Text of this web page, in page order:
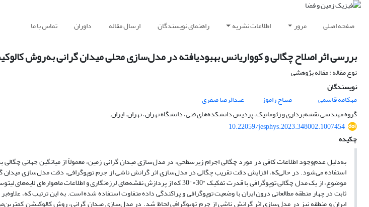
صفحه اصلی مرور اطلاعات نشریه راهنمای نویسندگان ارسال مقاله داوران تماس با ما
بررسی اثر اصلاح چگالی و کوواریانس بهبودیافته در مدل‌سازی محلی میدان گرانی به‌روش
نوع مقاله : مقاله پژوهشی
نویسندگان
مهکامه قاسمی
صباح راموز
عبدالرضا صفری
گروه مهندسی نقشه‌برداری و ژئوماتیک، پردیس دانشکده‌های فنی، دانشگاه تهران، تهران، ایران.
10.22059/jesphys.2023.348002.1007454
چکیده
به‌دلیل عدم‌وجود اطلاعات کافی در مورد چگالی اجرام زیرسطحی، در مدل‌سازی میدان گرانی زمین، معمولاً از میانگین جهانی
استفاده می‌شود. در حالی‌که، افزایش دقت تقریب چگالی در مدل‌سازی اثر گرانش ناشی از جرم توپوگرافی، دقت مدل‌سازی میدان
موضوع، از یک مدل چگالی توپوگرافی با قدرت تفکیک "30×"30 که از پردازش نقشه‌های لرزه‌نگاری و
ثابت در چهار منطقه مطالعاتی درون ایران با وضعیت توپوگرافی و پراکندگی داده متفاوت استفاده شده است. به این ترتیب که،